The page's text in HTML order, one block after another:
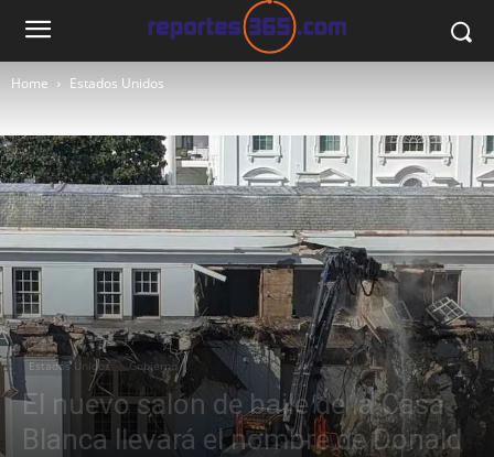
Home Estados Unidos
Estados Unidos Gobierno
El nuevo salón de baile de la Casa
Blanca llevará el nombre de Donald